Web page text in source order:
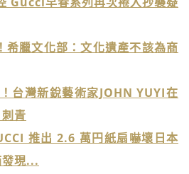
臘文化部：文化遺產不該為商
台灣新銳藝術家JOHN YUYI在
青
推出 2.6 萬円紙扇嚇壞日本
現...